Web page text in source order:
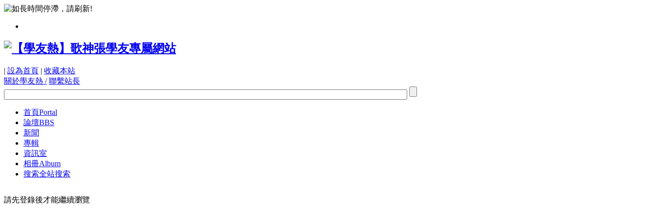
| 設為首頁 | 收藏本站
關於學友熱 / 聯繫站長
首頁Portal
論壇BBS
新聞
專輯
資訊室
相冊Album
搜索全站搜索
請先登錄後才能繼續瀏覽